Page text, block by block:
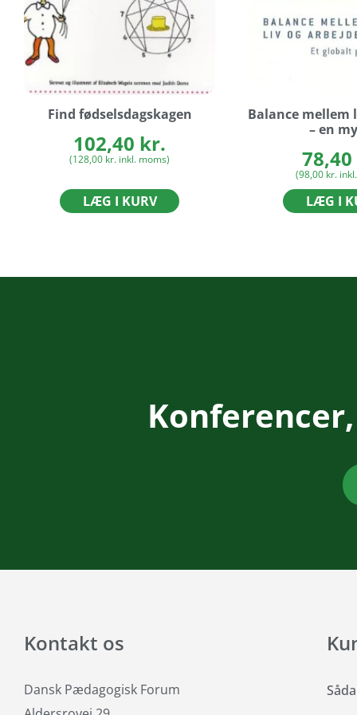
Find fødselsdagskagen
102,40 kr.
(128,00 kr. inkl. moms)
LÆG I KURV
Balance mellem
– en
78,40
(98,00 kr.
LÆG I
Kontakt os
Dansk Pædagogisk Forum